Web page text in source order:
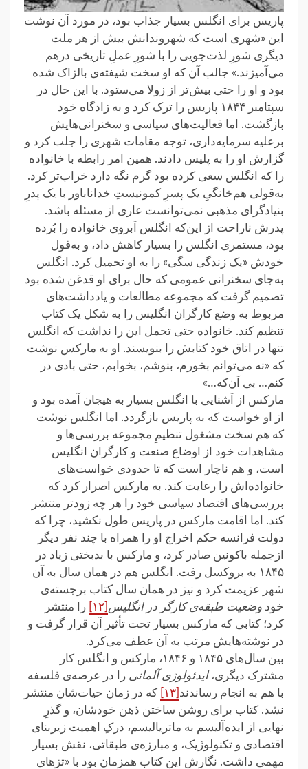
پاریس برای انگلس بسیار جذاب بود، در مورد آن نوشت
این «شهری است که شهروندانش بیش از هر ملت
دیگری شورِ لذت‌جویی را با شورِ عملِ تاریخی درهم
می‌آمیزند.» جالب آن که او سخت شیفته‌ی بالزاک شده
بود و او را حتی بیش‌تر از زولا می‌ستود. با این حال در
سپتامبر ۱۸۴۴ پاریس را ترک کرد و به زادگاه خود
بازگشت. اما فعالیت‌های سیاسی و سخنرانی‌هایش
برعلیه سرمایه‌داری، توجه مقامات شهری را جلب کرد و
گزارش او را به پلیس دادند. همین امر رابطه با خانواده
را که انگلس سعی کرده بود گرم نگه دارد خراب‌تر کرد.
به‌قولی هم‌خانگیِ یک پسرِ کمونیستِ خداناباور با یک پدرِ
بنیادگرای مذهبی نمی‌توانست عاری از مسئله باشد.
پدرش ناراحت از این‌که انگلس آبروی خانواده را بُرده
بود، مستمری انگلس را بسیار کاهش داد، و به‌قول
خودش «یک زندگی سگی» را به او تحمیل کرد. انگلس
به‌جای سخنرانی عمومی که حال برای او قدغن شده بود
تصمیم گرفت که مجموعه مطالعات و یادداشت‌های
مربوط به وضع کارگران انگلیس را به شکل یک کتاب
تنظیم کند. خانواده حتی تحمل این را نداشت که انگلس
تنها در اتاق خود کتابش را بنویسند. او به مارکس نوشت
که «نه می‌توانم بخورم، بنوشم، بخوابم، حتی بادی در
کنم… بی آن‌که…»
مارکس از آشنایی با انگلس بسیار به هیجان آمده بود و
از او خواست که به پاریس بازگردد. اما انگلس نوشت
که هم سخت مشغول تنظیمِ مجموعه بررسی‌ها و
مشاهدات خود از اوضاع صنعت و کارگران انگلیس
است، و هم ناچار است که تا حدودی خواست‌های
خانواده‌اش را رعایت کند. به مارکس اصرار کرد که
بررسی‌های اقتصاد سیاسی خود را هر چه زودتر منتشر
کند. اما اقامت مارکس در پاریس طول نکشید، چرا که
دولت فرانسه حکم اخراج او را همراه با چند نفر دیگر
ازجمله باکونین صادر کرد، و مارکس با بدبختی زیاد در
۱۸۴۵ به بروکسل رفت. انگلس هم در همان سال به آن
شهر عزیمت کرد و نیز در همان سال کتاب برجسته‌ی
خود وضعیت طبقه‌ی کارگر در انگلیس
را منتشر
کرد؛ کتابی که مارکس بسیار تحت تأثیر آن قرار گرفت و
در نوشته‌هایش مرتب به آن عطف می‌کرد.
بین سال‌های ۱۸۴۵ و ۱۸۴۶، مارکس و انگلس کار
مشترک دیگری،ایدئولوژی آلمانی را در عرصه‌ی فلسفه
با هم به انجام رساندند
که در زمان حیات‌شان منتشر
نشد. کتاب برای روشن ساختن ذهن خودشان، و گذرِ
نهایی از ایده‌آلیسم به ماتریالیسم، درکِ اهمیت زیربنای
اقتصادی و تکنولوژیک، و مبارزه‌ی طبقاتی، نقش بسیار
مهمی داشت. نگارش این کتاب همزمان بود با «تز‌های